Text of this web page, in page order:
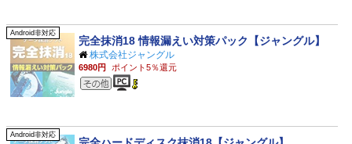
Android非対応
完全抹消18 情報漏えい対策パック【ジャングル】
株式会社ジャングル
6980円 ポイント5％還元
その他のジャンル
Android非対応